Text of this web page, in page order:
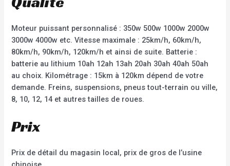
Moteur puissant personnalisé : 350w 500w 1000w 2000w
3000w 4000w etc. Vitesse maximale : 25km/h, 60km/h,
80km/h, 90km/h, 120km/h et ainsi de suite. Batterie :
batterie au lithium 10ah 12ah 13ah 20ah 30ah 40ah 50ah
au choix. Kilométrage : 15km à 120km dépend de votre
demande. Freins, suspensions, pneus tout-terrain ou ville,
8, 10, 12, 14 et autres tailles de roues.
Prix
Prix de détail du magasin local, prix de gros de l’usine